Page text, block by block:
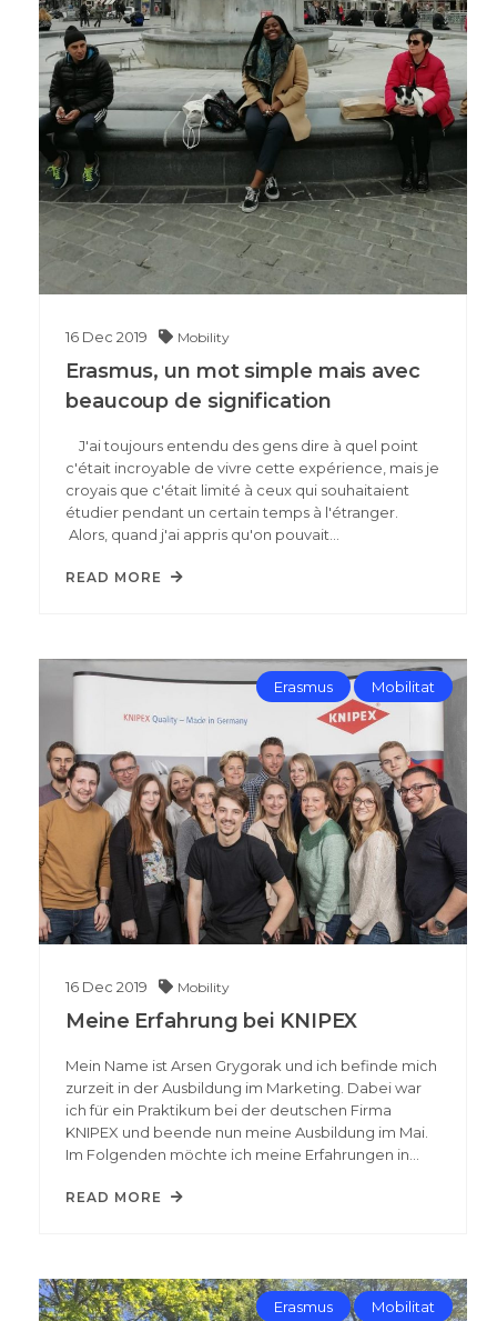
16 Dec 2019 Mobility
Erasmus, un mot simple mais avec
beaucoup de signification
J'ai toujours entendu des gens dire à quel point
c'était incroyable de vivre cette expérience, mais je
croyais que c'était limité à ceux qui souhaitaient
étudier pendant un certain temps à l'étranger.
Alors, quand j'ai appris qu'on pouvait…
READ MORE
Erasmus Mobilitat
16 Dec 2019 Mobility
Meine Erfahrung bei KNIPEX
Mein Name ist Arsen Grygorak und ich befinde mich
zurzeit in der Ausbildung im Marketing. Dabei war
ich für ein Praktikum bei der deutschen Firma
KNIPEX und beende nun meine Ausbildung im Mai.
Im Folgenden möchte ich meine Erfahrungen in…
READ MORE
Erasmus Mobilitat